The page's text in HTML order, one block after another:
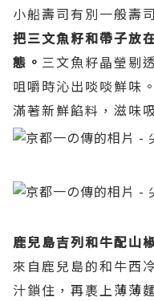
小船壽司有別一般壽
把三文魚籽和帶子放
態。 三文魚籽晶瑩剔
咀嚼時沁出啖啖鮮味
滿著新鮮餡料，滋味
鹿兒島吉列和牛配山
來自鹿兒島的和牛西
汁鎖住，再裹上薄薄